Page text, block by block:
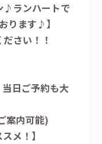
♪ランハートで
ります♪】
さい！！
日ご予約も大
案内可能)
メ！】